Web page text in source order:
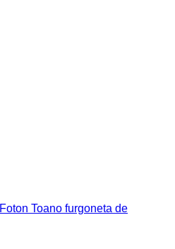
Foton Toano furgoneta de